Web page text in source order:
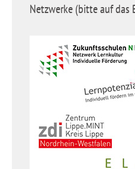
Netzwerke (bitte auf